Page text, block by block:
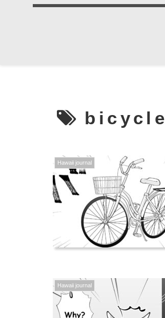
bicycle
Hawaii journal
Hawaii journal